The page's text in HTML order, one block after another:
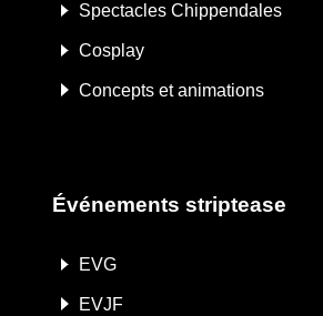
Spectacles Chippendales
Cosplay
Concepts et animations
Événements striptease
EVG
EVJF